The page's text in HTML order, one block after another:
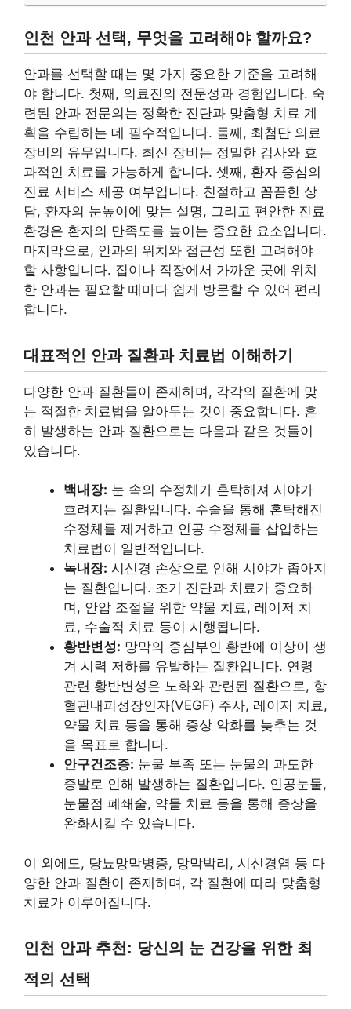
인천 안과 선택, 무엇을 고려해야 할까요?
안과를 선택할 때는 몇 가지 중요한 기준을 고려해
야 합니다. 첫째, 의료진의 전문성과 경험입니다. 숙
련된 안과 전문의는 정확한 진단과 맞춤형 치료 계
획을 수립하는 데 필수적입니다. 둘째, 최첨단 의료
장비의 유무입니다. 최신 장비는 정밀한 검사와 효
과적인 치료를 가능하게 합니다. 셋째, 환자 중심의
진료 서비스 제공 여부입니다. 친절하고 꼼꼼한 상
담, 환자의 눈높이에 맞는 설명, 그리고 편안한 진료
환경은 환자의 만족도를 높이는 중요한 요소입니다.
마지막으로, 안과의 위치와 접근성 또한 고려해야
할 사항입니다. 집이나 직장에서 가까운 곳에 위치
한 안과는 필요할 때마다 쉽게 방문할 수 있어 편리
합니다.
대표적인 안과 질환과 치료법 이해하기
다양한 안과 질환들이 존재하며, 각각의 질환에 맞
는 적절한 치료법을 알아두는 것이 중요합니다. 흔
히 발생하는 안과 질환으로는 다음과 같은 것들이
있습니다.
백내장: 눈 속의 수정체가 혼탁해져 시야가
흐려지는 질환입니다. 수술을 통해 혼탁해진
수정체를 제거하고 인공 수정체를 삽입하는
치료법이 일반적입니다.
녹내장: 시신경 손상으로 인해 시야가 좁아지
는 질환입니다. 조기 진단과 치료가 중요하
며, 안압 조절을 위한 약물 치료, 레이저 치
료, 수술적 치료 등이 시행됩니다.
황반변성: 망막의 중심부인 황반에 이상이 생
겨 시력 저하를 유발하는 질환입니다. 연령
관련 황반변성은 노화와 관련된 질환으로, 항
혈관내피성장인자(VEGF) 주사, 레이저 치료,
약물 치료 등을 통해 증상 악화를 늦추는 것
을 목표로 합니다.
안구건조증: 눈물 부족 또는 눈물의 과도한
증발로 인해 발생하는 질환입니다. 인공눈물,
눈물점 폐쇄술, 약물 치료 등을 통해 증상을
완화시킬 수 있습니다.
이 외에도, 당뇨망막병증, 망막박리, 시신경염 등 다
양한 안과 질환이 존재하며, 각 질환에 따라 맞춤형
치료가 이루어집니다.
인천 안과 추천: 당신의 눈 건강을 위한 최
적의 선택